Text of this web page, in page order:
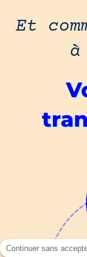
Continuer sans
Et